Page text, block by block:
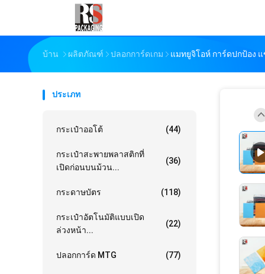
บ้าน ผลิตภัณฑ์ ปลอกการ์ดเกม แมทยูจิโอห์ การ์ดปกป้อง
ประเภท
กระเป๋าออโต้ (44)
กระเป๋าสะพายพลาสติกที่
เปิดก่อนบนม้วน...
(36)
กระดาษบัตร (118)
กระเป๋าอัตโนมัติแบบเปิด
ล่วงหน้า...
(22)
ปลอกการ์ด MTG (77)